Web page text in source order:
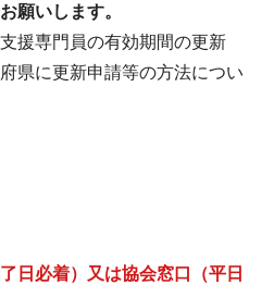
願いします。
援専門員の有効期間の更新
県に更新申請等の方法につい
日必着）又は協会窓口（平日